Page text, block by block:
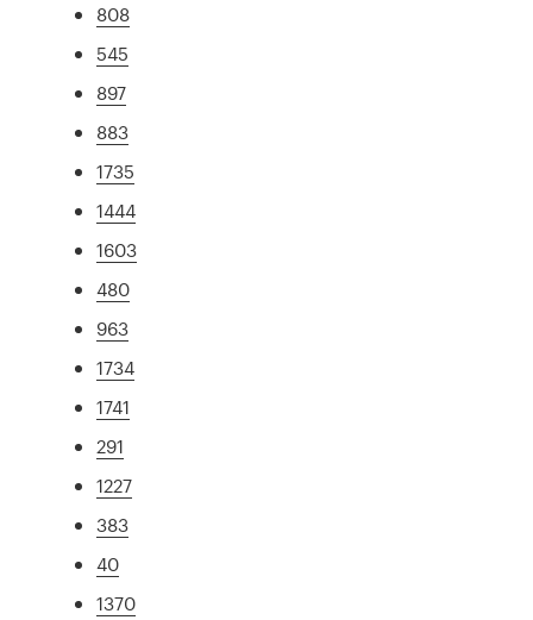
808
545
897
883
1735
1444
1603
480
963
1734
1741
291
1227
383
40
1370